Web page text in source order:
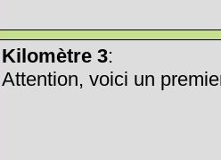
Kilomètre 3:
Attention, voici un